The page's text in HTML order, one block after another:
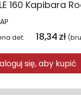
det. 18,34 zł
się, aby kupić